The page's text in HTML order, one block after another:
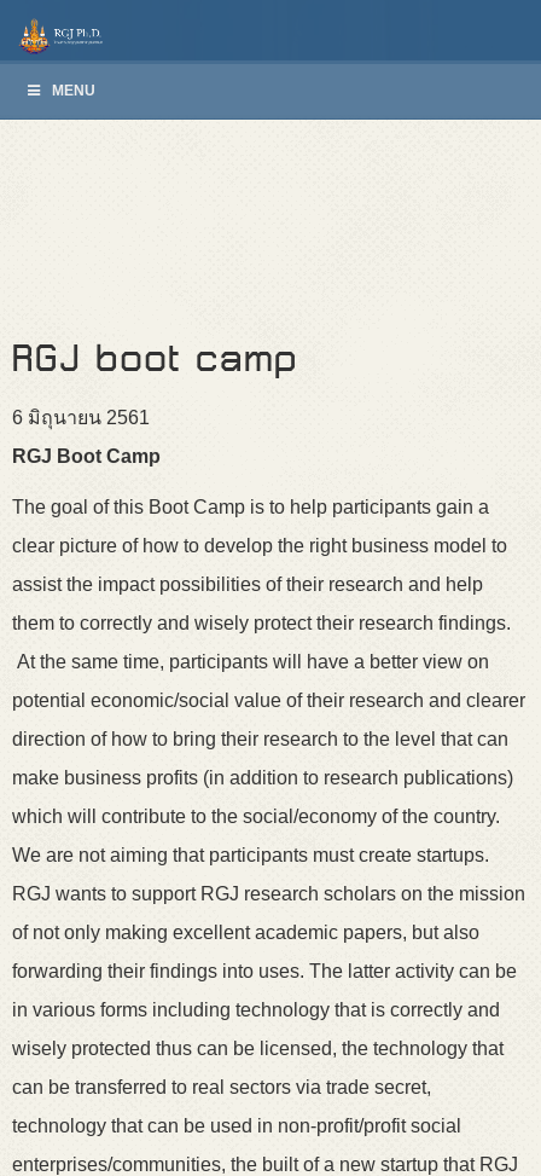
MENU
RGJ boot camp
6 มิถุนายน 2561
RGJ Boot Camp
The goal of this Boot Camp is to help participants gain a
clear picture of how to develop the right business model to
assist the impact possibilities of their research and help
them to correctly and wisely protect their research findings.
At the same time, participants will have a better view on
potential economic/social value of their research and clearer
direction of how to bring their research to the level that can
make business profits (in addition to research publications)
which will contribute to the social/economy of the country.
We are not aiming that participants must create startups.
RGJ wants to support RGJ research scholars on the mission
of not only making excellent academic papers, but also
forwarding their findings into uses. The latter activity can be
in various forms including technology that is correctly and
wisely protected thus can be licensed, the technology that
can be transferred to real sectors via trade secret,
technology that can be used in non-profit/profit social
enterprises/communities, the built of a new startup that RGJ